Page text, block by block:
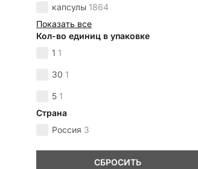
капсулы 1864
Показать все
Кол-во единиц в упаковке
1 1
30 1
5 1
Страна
Россия 3
СБРОСИТЬ